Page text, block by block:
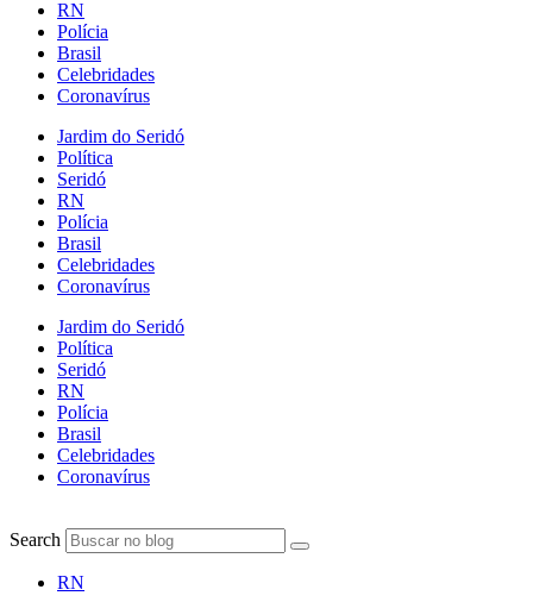
RN
Polícia
Brasil
Celebridades
Coronavírus
Jardim do Seridó
Política
Seridó
RN
Polícia
Brasil
Celebridades
Coronavírus
Jardim do Seridó
Política
Seridó
RN
Polícia
Brasil
Celebridades
Coronavírus
Search
RN